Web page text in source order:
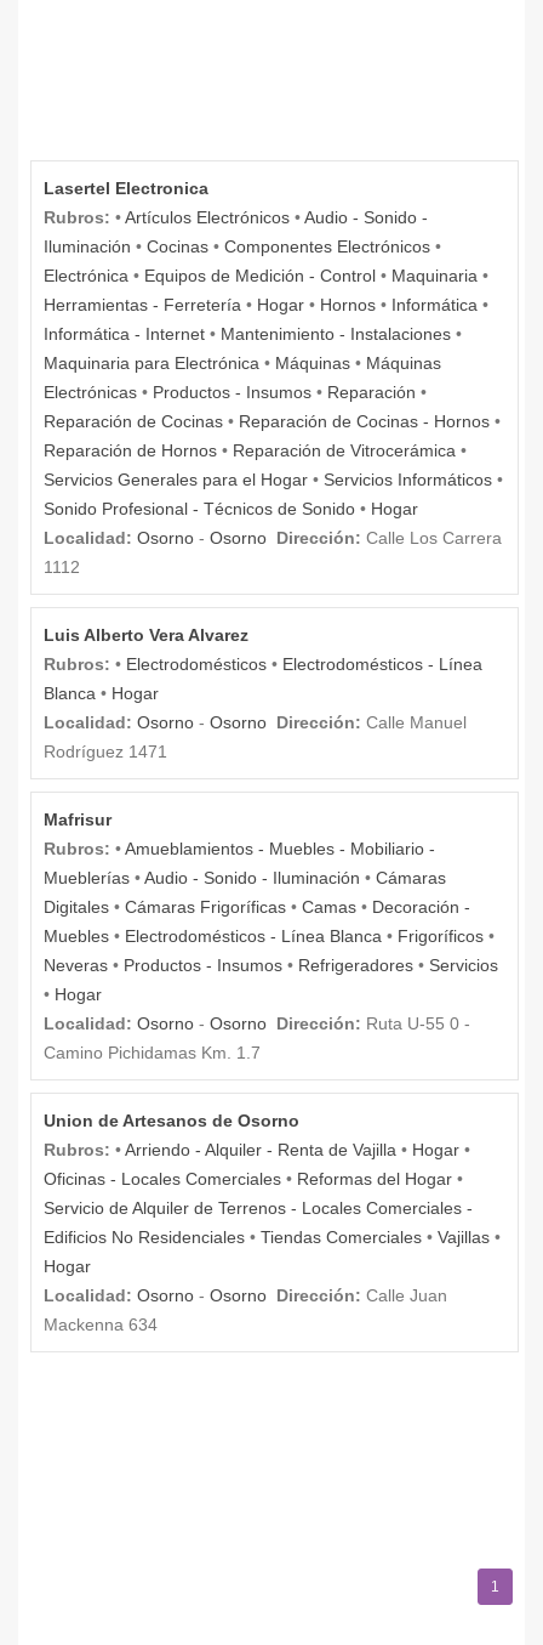
Lasertel Electronica
Rubros: •Artículos Electrónicos •Audio - Sonido -
Iluminación • Cocinas • Componentes Electrónicos •
Electrónica • Equipos de Medición - Control • Maquinaria •
Herramientas - Ferretería • Hogar • Hornos • Informática •
Informática - Internet • Mantenimiento - Instalaciones •
Maquinaria para Electrónica • Máquinas • Máquinas
Electrónicas • Productos - Insumos • Reparación •
Reparación de Cocinas • Reparación de Cocinas - Hornos •
Reparación de Hornos • Reparación de Vitrocerámica •
Servicios Generales para el Hogar • Servicios Informáticos •
Sonido Profesional - Técnicos de Sonido • Hogar
Localidad: Osorno - Osorno Dirección: Calle Los Carrera
1112
Luis Alberto Vera Alvarez
Rubros: • Electrodomésticos • Electrodomésticos - Línea
Blanca • Hogar
Localidad: Osorno - Osorno Dirección: Calle Manuel
Rodríguez 1471
Mafrisur
Rubros: •Amueblamientos - Muebles - Mobiliario -
Mueblerías •Audio - Sonido - Iluminación • Cámaras
Digitales • Cámaras Frigoríficas • Camas • Decoración -
Muebles • Electrodomésticos - Línea Blanca • Frigoríficos •
Neveras • Productos - Insumos • Refrigeradores • Servicios
• Hogar
Localidad: Osorno - Osorno Dirección: Ruta U-55 0 -
Camino Pichidamas Km. 1.7
Union de Artesanos de Osorno
Rubros: •Arriendo - Alquiler - Renta de Vajilla • Hogar •
Oficinas - Locales Comerciales • Reformas del Hogar •
Servicio de Alquiler de Terrenos - Locales Comerciales -
Edificios No Residenciales • Tiendas Comerciales • Vajillas •
Hogar
Localidad: Osorno - Osorno Dirección: Calle Juan
Mackenna 634
1